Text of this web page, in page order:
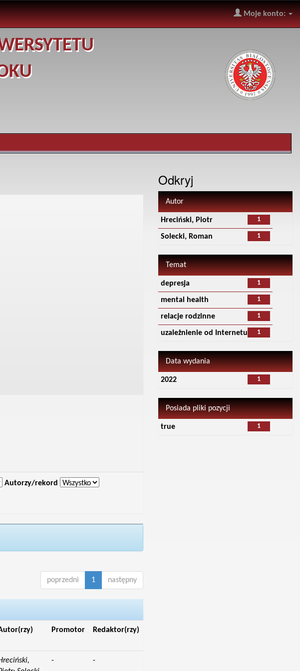
Moje konto:
Autorzy/rekord
poprzedni 1 następny
Promotor Redaktor(rzy)
- -
Odkryj
Autor
1
Hreciński, Piotr
1
Solecki, Roman
Temat
1
depresja
1
mental health
1
relacje rodzinne
1
uzależnienie od Internetu
Data wydania
1
2022
Posiada pliki pozycji
1
true